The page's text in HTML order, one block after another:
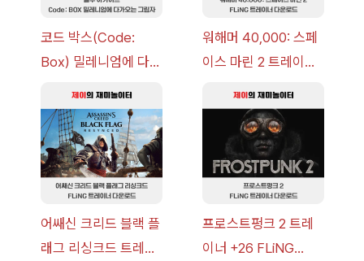
코드 박스(Code:
Box) 밀레니엄에 다가
략 [복각] | 블루 아카
이브
워해머 40,000: 스페
이스 마린 2 트레이너
v14.0+] 다운로드
어쌔신 크리드 블랙 플
래그 리싱크드 트레이
프로스트펑크 2 트레
이너 +26 FLiNG